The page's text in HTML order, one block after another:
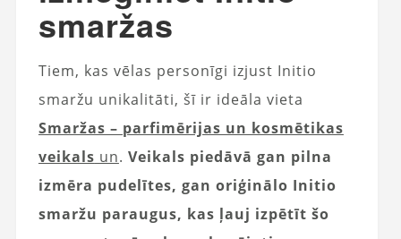
smaržas
Tiem, kas vēlas personīgi izjust Initio
smaržu unikalitāti, šī ir ideāla vieta
Smaržas – parfimērijas un kosmētikas
veikals un. Veikals piedāvā gan pilna
izmēra pudelītes, gan oriģinālo Initio
smaržu paraugus, kas ļauj izpētīt šo